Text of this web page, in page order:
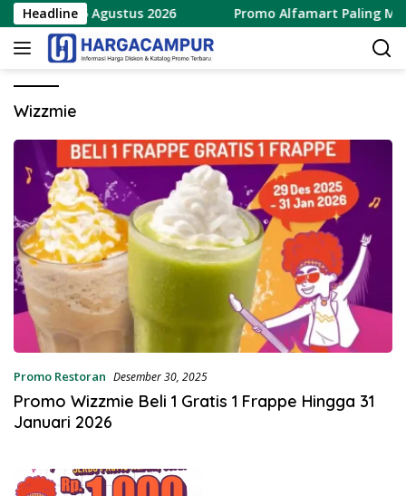
Langsung
ke
konten
Headline
8 – 15 Agustus 2026 Promo Alfamart Paling
Wizzmie
Promo Restoran Desember 30, 2025
Promo Wizzmie Beli 1 Gratis 1 Frappe Hingga 31
Januari 2026